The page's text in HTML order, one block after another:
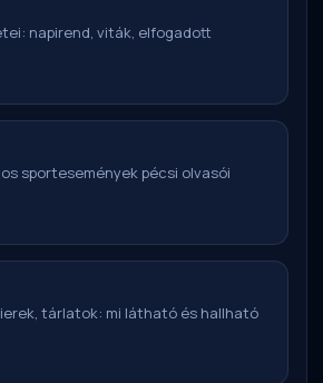
napirend, viták, elfogadott
sportesemények pécsi olvasói
tárlatok: mi látható és hallható